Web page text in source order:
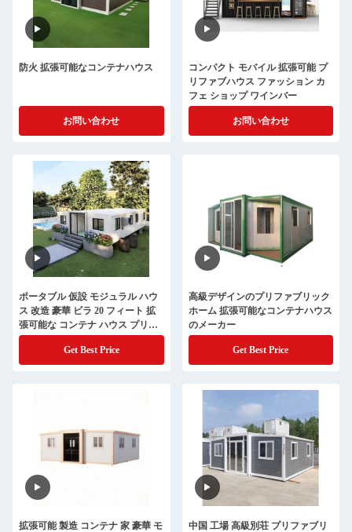
防火 拡張可能なコンテナハウス
お問い合わせ
コンパクト モバイル 拡張可能 プ
リファブハウス ファッション カ
フェ ショップ ワインバー
お問い合わせ
ポータブル 仮設 モジュラル ハウ
ス 改造 豪華 ビラ 20 フィート 拡
張可能な コンテナ ハウス プリフ
ァブ ハウス
Get Best Price
高級デザインのプリファブリック
ホーム 拡張可能なコンテナハウス
のメーカー
Get Best Price
拡張可能 製造 コンテナ 家 豪華 モ
中国 工場 高級別荘 プリファブリ